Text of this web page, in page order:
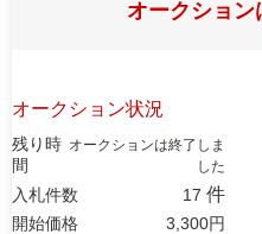
オークション
オークション状況
残り時
間
オークションは終了しま
した
入札件数 17 件
開始価格 3,300円